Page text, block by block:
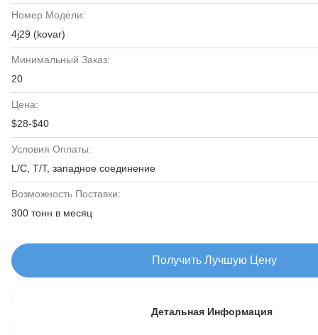
Номер Модели:
4j29 (kovar)
Минимальный Заказ:
20
Цена:
$28-$40
Условия Оплаты:
L/C, T/T, западное соединение
Возможность Поставки:
300 тонн в месяц
Получить Лучшую Цену
Детальная Информация